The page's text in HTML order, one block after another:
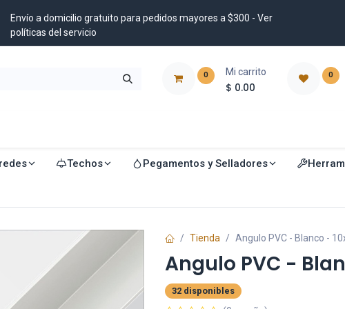
Envío a domicilio gratuito para pedidos mayores a $300 - Ver
políticas del servicio
0 Mi carrito
$ 0.00
0
Techos Pegamentos y Selladores
Tienda Angulo PVC - Blanco -
Angulo PVC -
32 disponibles